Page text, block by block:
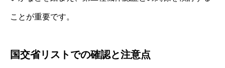
ことが重要です。
国交省リストでの確認と注意点